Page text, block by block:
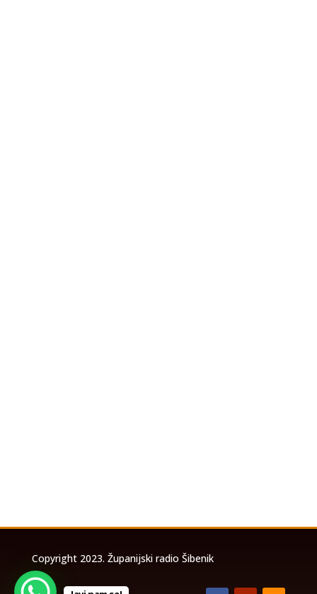
Copyright 2023. Županijski radio Šibenik